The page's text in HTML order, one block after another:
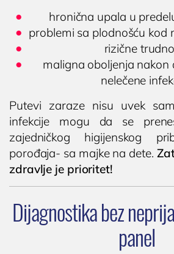
hronična upala u
problemi sa plodnošću kod
rizične
maligna oboljenja nakon
nelečene
Putevi zaraze nisu uvek
infekcije mogu da se
zajedničkog higijenskog
porođaja- sa majke na dete.
zdravlje je prioritet!
Dijagnostika bez
panel